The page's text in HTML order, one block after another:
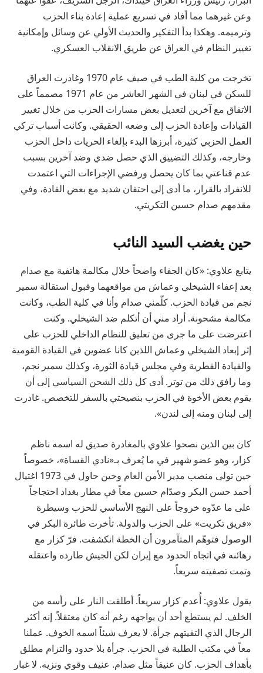
وعن غيرهما مما أفاد في تسريع عملية إعادة بناء الحزب
وترميمه. وهكذا بدأ التفكير والحديث الأولي عن وسائل وإمكانية
تغيير النظام في العراق عن طريق الانقلاب العسكري.
تخرجت من كلية الطب في صيف عام 1970 وغادرت العراق
للسكن في لبنان في الشهر العاشر من عام 1971 مصمماً على
الاتفاق مع آخرين لتعديل بعض مسارات الحزب من خلال تغيير
القيادات وإعادة الحزب إلى وضعه الحقيقي. وكانت أسباب تركي
العمل الحزبي كثيرة، أبرزها البدء بإلغاء الحريات داخل الحزب
وخارجه، وكذلك التضييق الذي حصل ضدي وضد آخرين بسبب
عدم قناعتي بما كان يحصل ورفضي الإجراءات التي اعتمدت
للانفراد بالقرار، ما أدى إلى احتقان شديد مع بعض القادة، وفي
مقدمهم صدام حسين التكريتي.
حين يغضب السيد النائب
يتابع علاوي: «كان الجفاء واضحاً خلال مكالمة هاتفية مع صدام
بعد إعفاء الشيخلي وعماش من مواقعهما وقبول استقالة سمير
نجم من قيادة الحزب. كلّمني صدام وأنا في كلية الطب، وكانت
مكالمة مشحونة. أراد مني أن أتكلم ضد الشيخلي. وكنت
اعترضت على ما جرى من تعليق للنظام الداخلي للحزب على
إثر إبعاد الشيخلي وعماش اللذين كانا عضوين في القيادة القومية
والقيادة القطرية وفي مجلس قيادة الثورة، وكذلك سمير نجم،
وما رافق ذلك من توتر. أدى كل ذلك الشحن السياسي إلى أن
يقوم بعض الأخوة في الحزب بنصيحتي بالسفر للتخصص. غادرت
إلى لبنان ومنه إلى لندن».
كان بين الذين نصحوا علاوي بالمغادرة صديق له اسمه ناظم
كزار، وهو عضو شهير في ما يُعرف بـ«نادي القساة»، خصوصاً
حين تولى منصب مدير الأمن العام وحين حاول في 1973 اغتيال
أحمد حسن البكر وصدّام حسين معاً في مطار بغداد احتجاجاً
على ما عدّوه خروجاً على النهج الأساسي للحزب وسيطرة
«فريق تكريت» على الحزب والدولة. تأخرت طائرة البكر في
الوصول فتوهّم المتآمرون أن الخطة انكشفت. فرّ كزار مع
رهائنه في اتجاه الحدود مع إيران لكن الجيش طارده واعتقله
وتمت تصفيته سريعاً.
يقول علاوي: أُعدم كزار سريعاً. أطلقت النار على رأسه من
الخلف. لم يستطع أحد أن يواجهه رغم أنه كان معتقلاً. إنه أكثر
الرجال الذي التقيتهم جرأة. لا يعرف شيئاً اسمه الخوف. عملنا
معاً في مكتب الطلبة في الحزب. جرأة بلا حدود والتزام مطلق
بأهداف الحزب. كان عنيفاً مثل صدام. عنيف وقوي ونزيه. لا غبار